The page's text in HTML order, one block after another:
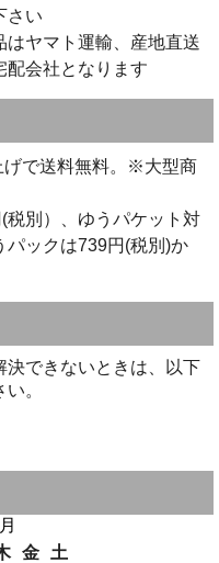
さい
はヤマト運輸、産地直送
配会社となります
げで送料無料。※大型商
税別）、ゆうパケット対
パックは739円(税別)か
決できないときは、以下
。
金
土